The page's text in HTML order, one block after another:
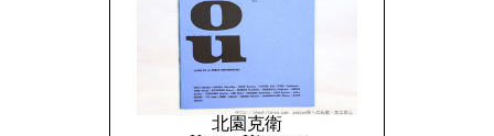
北園克衛